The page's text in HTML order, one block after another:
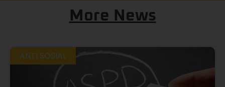
More News
ANTI SOSIAL